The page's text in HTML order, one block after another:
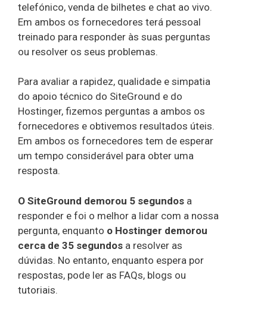
telefónico, venda de bilhetes e chat ao vivo.
Em ambos os fornecedores terá pessoal
treinado para responder às suas perguntas
ou resolver os seus problemas.
Para avaliar a rapidez, qualidade e simpatia
do apoio técnico do SiteGround e do
Hostinger, fizemos perguntas a ambos os
fornecedores e obtivemos resultados úteis.
Em ambos os fornecedores tem de esperar
um tempo considerável para obter uma
resposta.
O SiteGround demorou 5 segundos a
responder e foi o melhor a lidar com a nossa
pergunta, enquanto o Hostinger demorou
cerca de 35 segundos a resolver as
dúvidas. No entanto, enquanto espera por
respostas, pode ler as FAQs, blogs ou
tutoriais.